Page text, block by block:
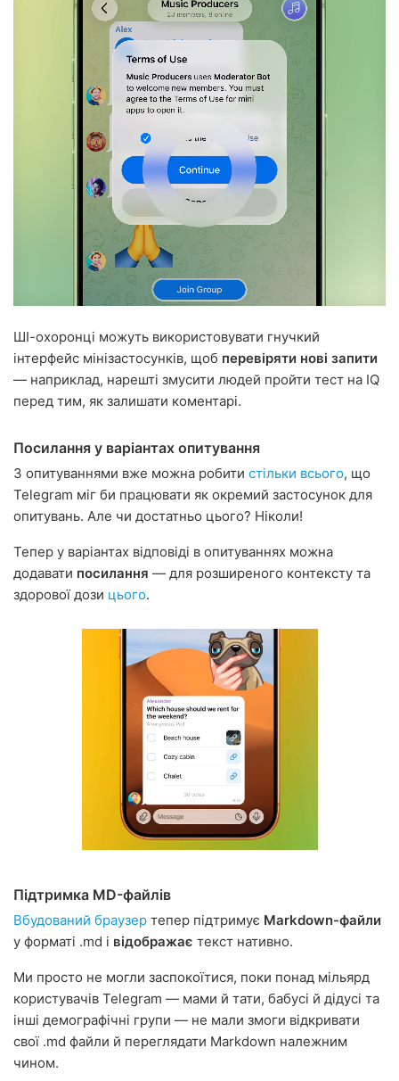
ШІ-охоронці можуть використовувати гнучкий
інтерфейс мінізастосунків, щоб перевіряти нові запити
— наприклад, нарешті змусити людей пройти тест на IQ
перед тим, як залишати коментарі.
Посилання у варіантах опитування
З опитуваннями вже можна робити стільки всього, що
Telegram міг би працювати як окремий застосунок для
опитувань. Але чи достатньо цього? Ніколи!
Тепер у варіантах відповіді в опитуваннях можна
додавати посилання — для розширеного контексту та
здорової дози цього.
Підтримка MD-файлів
Вбудований браузер тепер підтримує Markdown-файли
у форматі .md і відображає текст нативно.
Ми просто не могли заспокоїтися, поки понад мільярд
користувачів Telegram — мами й тати, бабусі й дідусі та
інші демографічні групи — не мали змоги відкривати
свої .md файли й переглядати Markdown належним
чином.